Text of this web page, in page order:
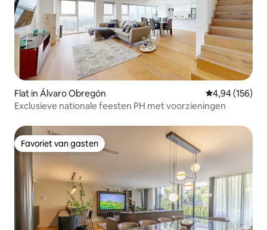
Flat in Álvaro Obregón Gemiddelde
4,94 (156)
Exclusieve nationale feesten PH met voorzieningen
Favoriet van gasten
Favoriet van gasten